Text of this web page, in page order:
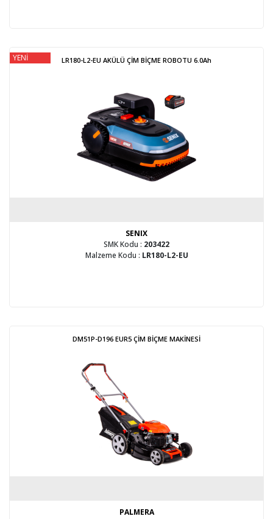
YENİ LR180-L2-EU AKÜLÜ ÇİM BİÇME ROBOTU 6.0Ah
SENIX
SMK Kodu : 203422
Malzeme Kodu : LR180-L2-EU
DM51P-D196 EUR5 ÇİM BİÇME MAKİNESİ
PALMERA